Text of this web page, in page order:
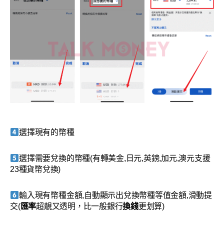
選擇現有的幣種
選擇需要兌換的幣種(有轉美金,日元,英鎊,加元,澳元支援
23種貨幣兌換)
輸入現有幣種金額,自動顯示出兌換幣種等值金額,滑動提
交(匯率超靚又透明，比一般銀行換錢更划算)